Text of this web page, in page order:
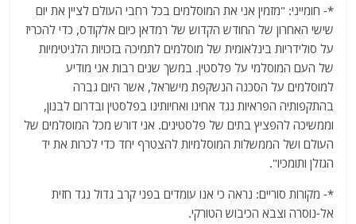
*- חומייני: "מזמין אני את המוסלמים בכל רחבי העולם לציין את יום
שישי האחרון של החודש הקדוש של רמדאן כיום אלקודס, כדי להכריז
על סולידריות בינלאומית של מוסלמים לתמיכה בזכויות הלגיטימיות
של העם המוסלמי על פלסטין. במשך שנים רבות אני מודיע
למוסלמים על הסכנה הנשקפת מישראל, אשר היום גברה
בהתקפותיה הפראיות נגד אחינו ואחיותינו בפלסטין ובדרום לבנון,
וממשיכה להפציץ בתים של פלסטינים. אני דורש מכל המוסלמים של
העולם ושל הממשלות המוסלמיות להצטרף יחד כדי לכרות את יד
הגזלן ותומכיו".
*- מקורות סוריים: נראה כי אנו עומדים בפני קרב גדול נגד חזית
אל-נוסרה וצבא הכיבוש הטורקי.